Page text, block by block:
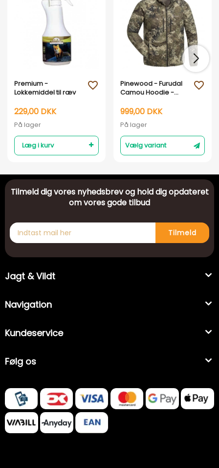
Premium -
Lokkemiddel til ræv
229,00 DKK
På lager
Læg i kurv
favorite_outline
Pinewood - Furudal
Camou Hoodie -
999,00 DKK
På lager
Vælg variant
favorite_outline
Tilmeld dig vores nyhedsbrev og hold dig opdateret
om vores gode tilbud
Tilmeld
Jagt & Vildt
Navigation
Kundeservice
Følg os